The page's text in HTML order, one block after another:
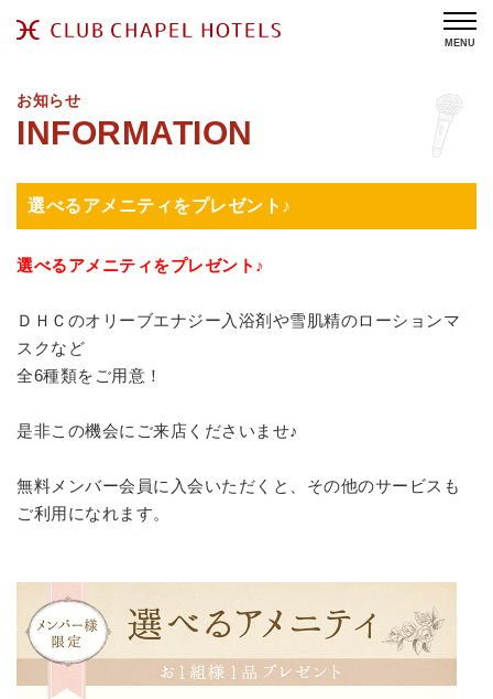
MENU
お知らせ
選べるアメニティをプレゼント♪
選べるアメニティをプレゼント♪
ＤＨＣのオリーブエナジー入浴剤や雪肌精のローションマ
スクなど
全6種類をご用意！
是非この機会にご来店くださいませ♪
無料メンバー会員に入会いただくと、その他のサービスも
ご利用になれます。